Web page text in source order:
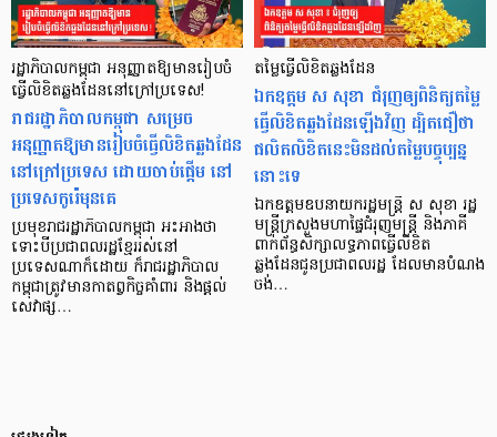
រដ្ឋាភិបាលកម្ពុជា អនុញ្ញាតឱ្យមានរៀបចំ
ធ្វើលិខិតឆ្លងដែននៅក្រៅប្រទេស!
រាជរដ្ឋាភិបាលកម្ពុជា សម្រេច
អនុញ្ញាតឱ្យមានរៀបចំធ្វើលិខិតឆ្លងដែន
នៅក្រៅប្រទេស ដោយចាប់ផ្តើម នៅ
ប្រទេសកូរ៉េមុនគេ
ប្រមុខរាជរដ្ឋាភិបាលកម្ពុជា អះអាងថា
ទោះបីប្រជាពលរដ្ឋខ្មែររស់នៅ
ប្រទេសណាក៏ដោយ ក៏រាជរដ្ឋាភិបាល
កម្ពុជាត្រូវមានកាតព្វកិច្ចគាំពារ និងផ្តល់
សេវាផ្ស…
តម្លៃធ្វើលិខិតឆ្លងដែន
ឯកឧត្តម ស សុខា ជំរុញឲ្យពិនិត្យតម្លៃ
ធ្វើលិខិតឆ្លងដែនឡើងវិញ ដ្បិតជឿថា
ផលិតលិខិតនេះមិនដល់តម្លៃបច្ចុប្បន្ន
នោះទេ
ឯកឧត្តមឧបនាយករដ្ឋមន្ត្រី ស សុខា រដ្ឋ
មន្ត្រីក្រសួងមហាផ្ទៃជំរុញមន្ត្រី និងភាគី
ពាក់ព័ន្ធសិក្សាលទ្ធភាពធ្វើលិខិត
ឆ្លងដែនជូនប្រជាពលរដ្ឋ ដែលមានបំណង
ចង់…